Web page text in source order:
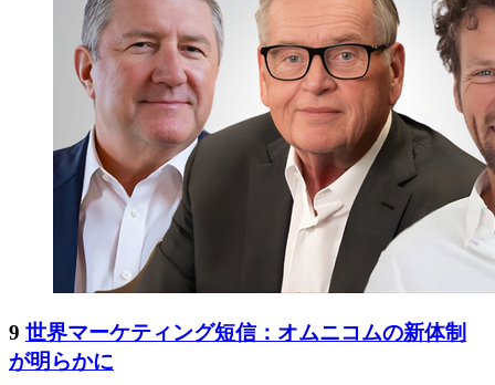
9 世界マーケティング短信：オムニコムの新体制
が明らかに